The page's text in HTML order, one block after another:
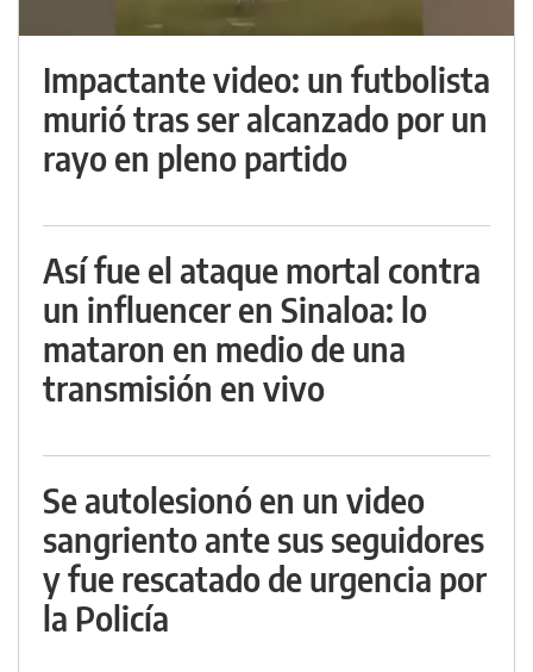
Impactante video: un futbolista
murió tras ser alcanzado por un
rayo en pleno partido
Así fue el ataque mortal contra
un influencer en Sinaloa: lo
mataron en medio de una
transmisión en vivo
Se autolesionó en un video
sangriento ante sus seguidores
y fue rescatado de urgencia por
la Policía